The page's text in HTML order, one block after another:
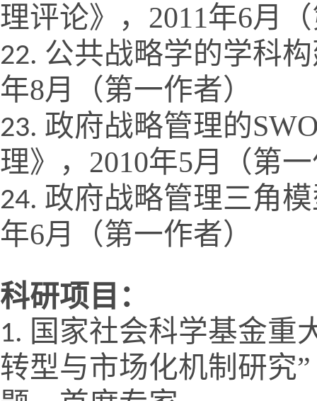
理评论》， 2011年6月
公共战略学的学科
年8月（第一作者）
政府战略管理的
理》， 2010年5月（第
政府战略管理三角
年6月（第一作者）
科研项目：
国家社会科学基金重
转型与市场化机制研究